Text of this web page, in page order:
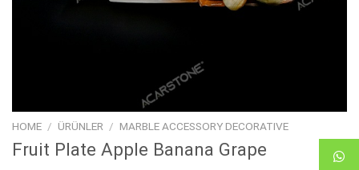
HOME / ÜRÜNLER / MARBLE ACCESSORY DECORATIVE
Fruit Plate Apple Banana Grape